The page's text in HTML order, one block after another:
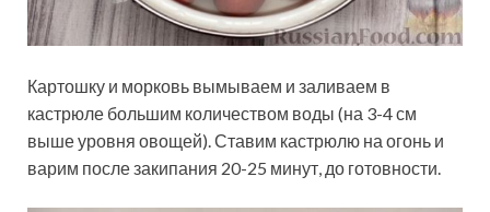
Картошку и морковь вымываем и заливаем в
кастрюле большим количеством воды (на 3-4 см
выше уровня овощей). Ставим кастрюлю на огонь и
варим после закипания 20-25 минут, до готовности.